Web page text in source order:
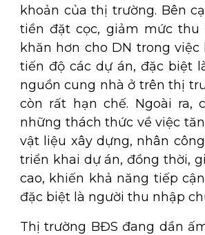
khoản của thị trường. Bên
tiền đặt cọc, giảm mức
khăn hơn cho DN trong
tiến độ các dự án, đặc biệt
nguồn cung nhà ở trên thị
còn rất hạn chế. Ngoài ra,
những thách thức về việc
vật liệu xây dựng, nhân
triển khai dự án, đồng thời,
cao, khiến khả năng tiếp
đặc biệt là người thu nhập
Thị trường BĐS đang dần